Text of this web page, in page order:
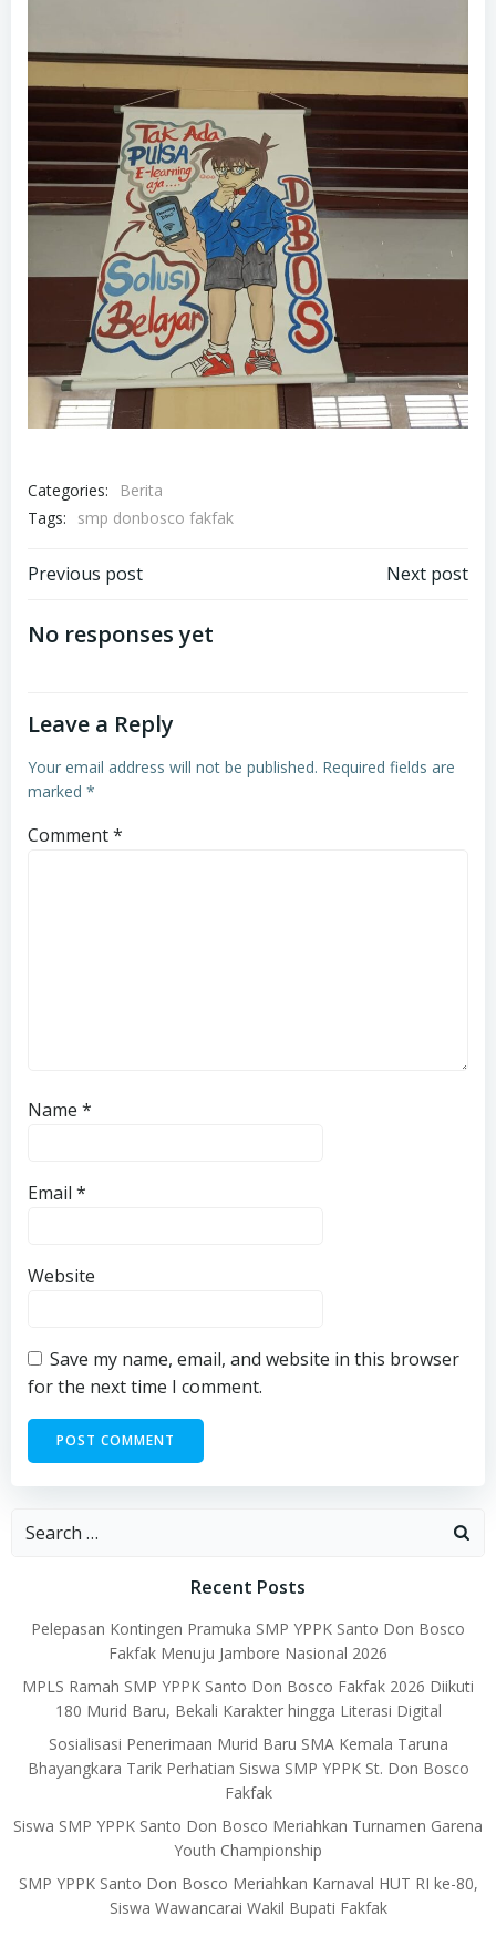
Categories:
Berita
Tags:
smp donbosco fakfak
Post
navigation
Previous post Next post
No responses yet
Leave a Reply
Your email address will not be published. Required fields are
marked *
Comment*
Name *
Email *
Website
Save my name, email, and website in this browser
for the next time I comment.
Search
Recent Posts
Pelepasan Kontingen Pramuka SMP YPPK Santo Don Bosco
Fakfak Menuju Jambore Nasional 2026
MPLS Ramah SMP YPPK Santo Don Bosco Fakfak 2026 Diikuti
180 Murid Baru, Bekali Karakter hingga Literasi Digital
Sosialisasi Penerimaan Murid Baru SMA Kemala Taruna
Bhayangkara Tarik Perhatian Siswa SMP YPPK St. Don Bosco
Fakfak
Siswa SMP YPPK Santo Don Bosco Meriahkan Turnamen Garena
Youth Championship
SMP YPPK Santo Don Bosco Meriahkan Karnaval HUT RI ke-80,
Siswa Wawancarai Wakil Bupati Fakfak